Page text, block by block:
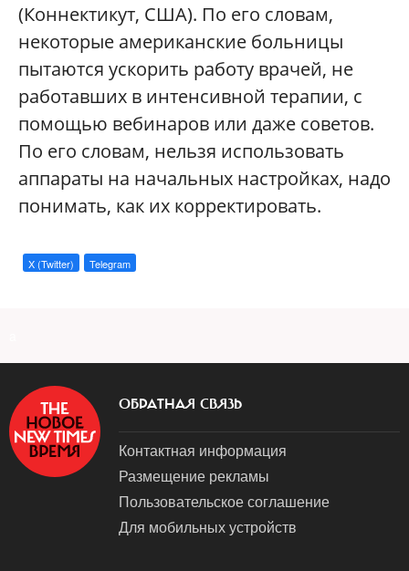
(Коннектикут, США). По его словам,
некоторые американские больницы
пытаются ускорить работу врачей, не
работавших в интенсивной терапии, с
помощью вебинаров или даже советов.
По его словам, нельзя использовать
аппараты на начальных настройках, надо
понимать, как их корректировать.
X (Twitter) Telegram
ОБРАТНАЯ СВЯЗЬ
Контактная информация
Размещение рекламы
Пользовательское соглашение
Для мобильных устройств